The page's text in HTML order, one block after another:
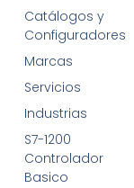
Catálogos y
Configuradores
Marcas
Servicios
Industrias
S7-1200
Controlador
Basico